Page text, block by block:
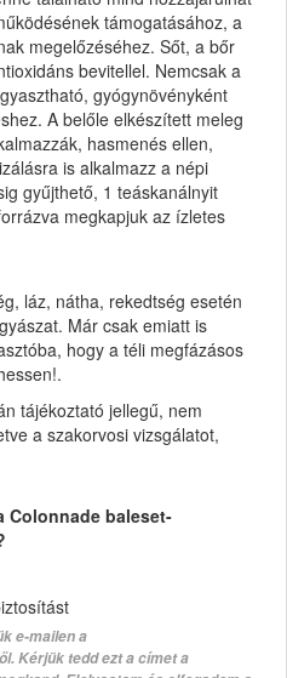
támogatásához, a
megelőzéséhez. Sőt, a bőr
bevitellel. Nemcsak a
gyógynövényként
A belőle elkészített meleg
hasmenés ellen,
is alkalmazz a népi
gyűjthető, 1 teáskanálnyit
megkapjuk az ízletes
láz, nátha, rekedtség esetén
Már csak emiatt is
hogy a téli megfázásos
tájékoztató jellegű, nem
a szakorvosi vizsgálatot,
Colonnade baleset-
e-mailen a
Kérjük tedd ezt a címet a